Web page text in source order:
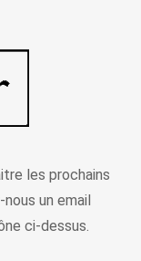
les prochains
un email
ci-dessus.